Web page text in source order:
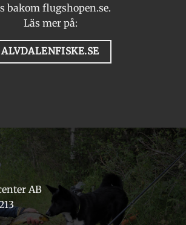
bakom flugshopen.se.
Läs mer på:
ALVDALENFISKE.SE
AB